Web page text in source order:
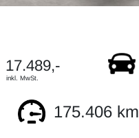
17.489,-
inkl. MwSt.
175.406 km